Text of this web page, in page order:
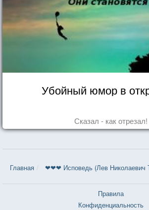
Убойный юмор в
Сказал - как отрезал!
Главная ❤❤❤ Исповедь (Лев Николаевич
Правила
Конфиденциальность